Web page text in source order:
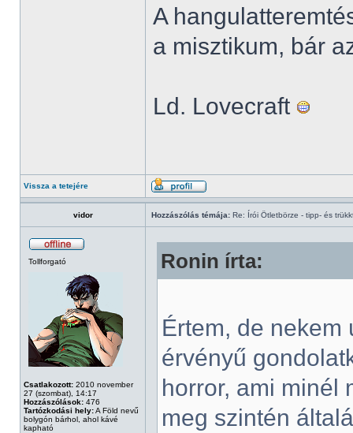
A
a misztikum, bár
Ld. Lovecraft
Vissza a tetejére
vidor Hozzászólás témája: Re: Írói Ötletbörze - tipp- és
Tollforgató
Csatlakozott: 2010 november
27 (szombat), 14:17
Hozzászólások: 476
Tartózkodási hely:A Föld nevű
bolygón bárhol, ahol kávé
kapható
Ronin írta:
Értem, de nekem
érvényű
horror, ami minél
meg szintén